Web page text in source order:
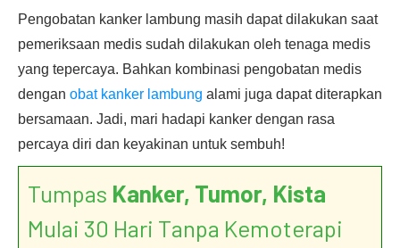
Pengobatan kanker lambung masih dapat dilakukan saat
pemeriksaan medis sudah dilakukan oleh tenaga medis
yang tepercaya. Bahkan kombinasi pengobatan medis
dengan obat kanker lambung alami juga dapat diterapkan
bersamaan. Jadi, mari hadapi kanker dengan rasa
percaya diri dan keyakinan untuk sembuh!
Tumpas Kanker, Tumor, Kista
Mulai 30 Hari Tanpa Kemoterapi